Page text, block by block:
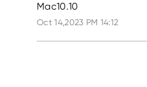
Mac10.10
Oct 14,2023 PM 14:12